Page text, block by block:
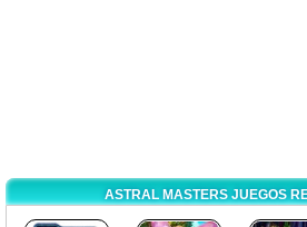
ASTRAL MASTERS JUEGOS